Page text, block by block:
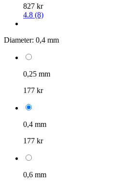
827 kr
4.8 (8)
Diameter: 0,4 mm
0,25 mm
177 kr
0,4 mm
177 kr
0,6 mm